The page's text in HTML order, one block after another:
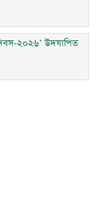
২০২৬’ উদযাপিত